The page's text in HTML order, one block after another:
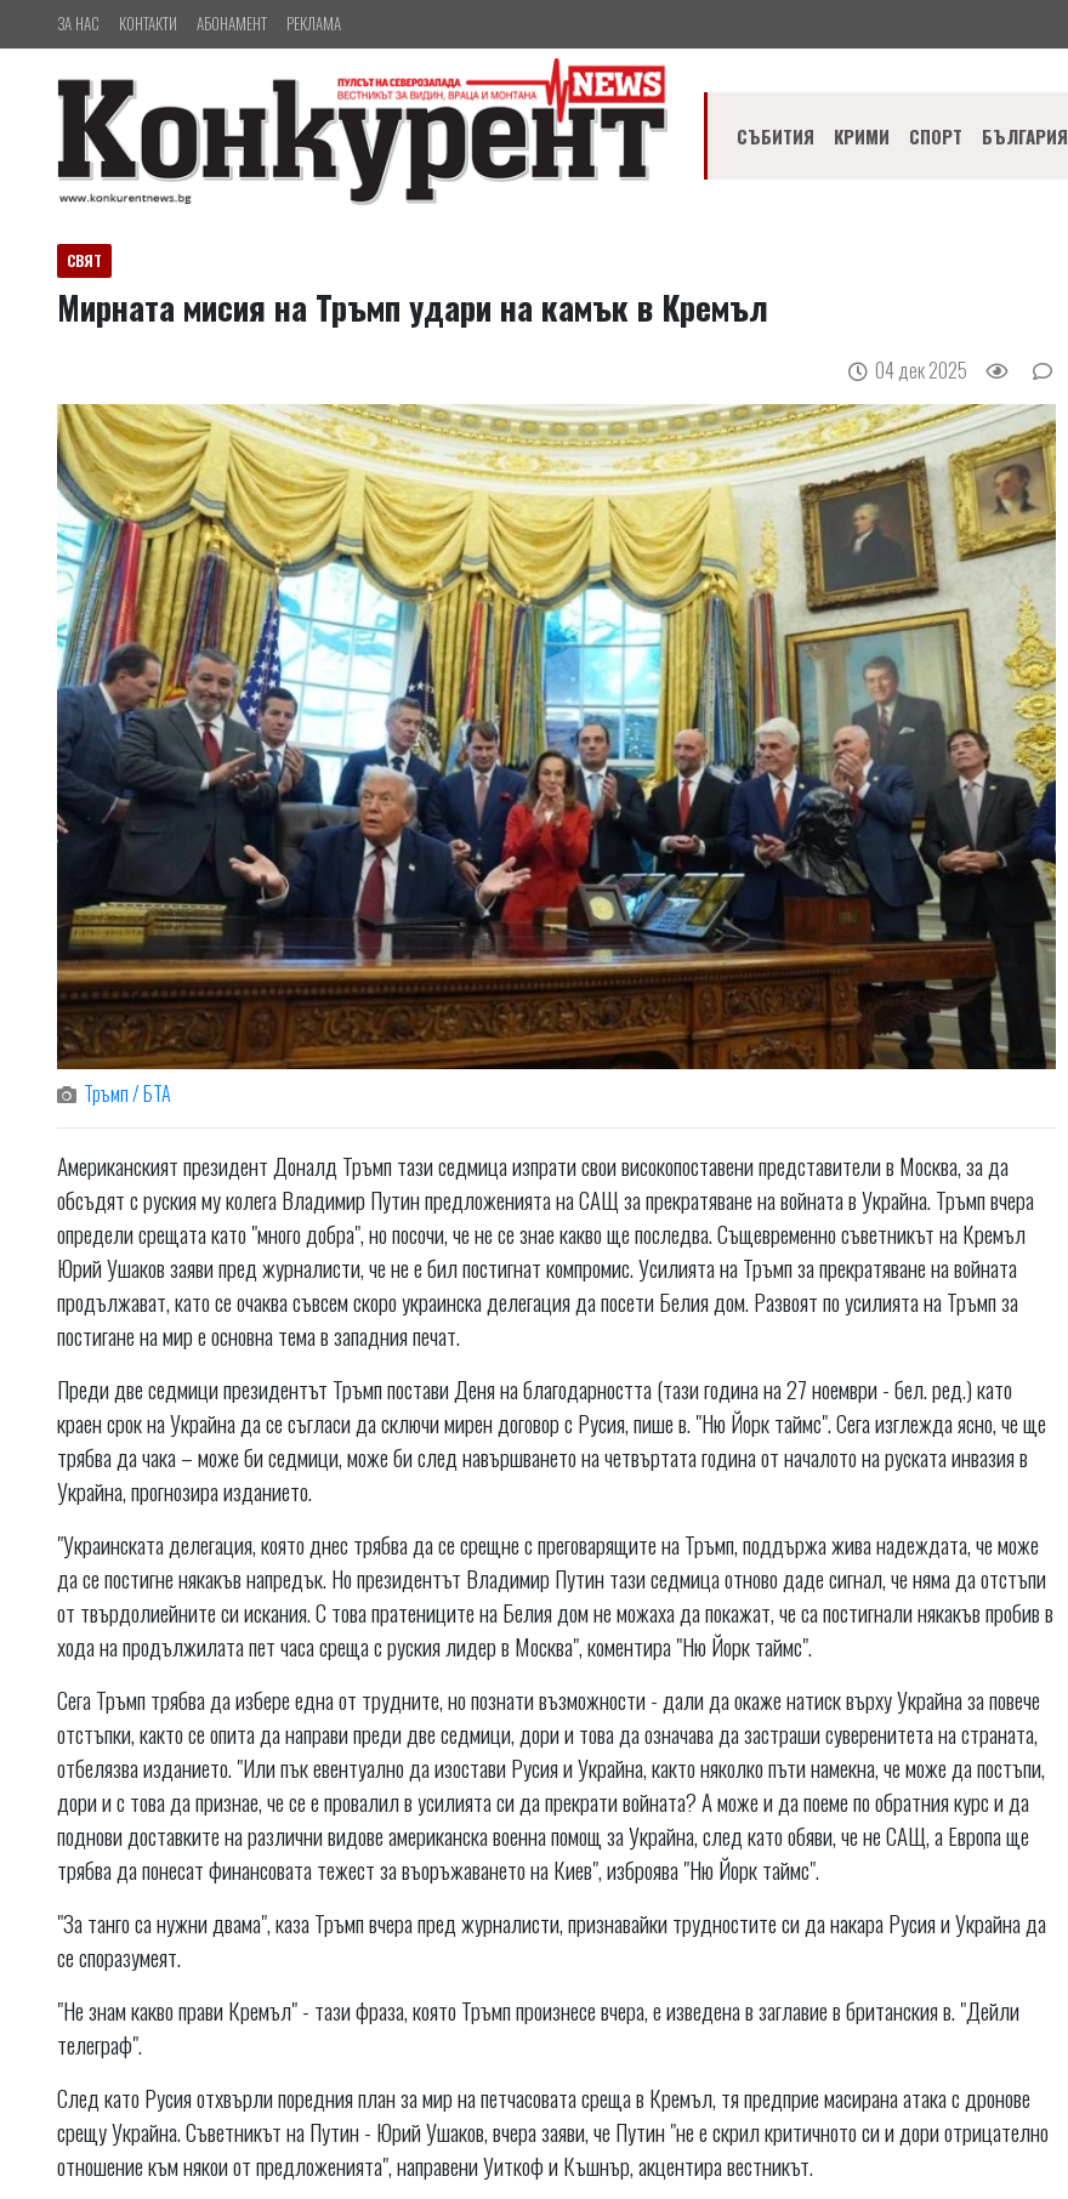
ЗА НАС КОНТАКТИ АБОНАМЕНТ РЕКЛАМА
СЪБИТИЯ КРИМИ СПОРТ БЪЛГАРИЯ
СВЯТ
Мирната мисия на Тръмп удари на камък в Кремъл
04 дек 2025
Тръмп / БТА
Американският президент Доналд Тръмп тази седмица изпрати свои високопоставени представители в Москва, за да
обсъдят с руския му колега Владимир Путин предложенията на САЩ за прекратяване на войната в Украйна. Тръмп вчера
определи срещата като "много добра", но посочи, че не се знае какво ще последва. Същевременно съветникът на Кремъл
Юрий Ушаков заяви пред журналисти, че не е бил постигнат компромис. Усилията на Тръмп за прекратяване на войната
продължават, като се очаква съвсем скоро украинска делегация да посети Белия дом. Развоят по усилията на Тръмп за
постигане на мир е основна тема в западния печат.
Преди две седмици президентът Тръмп постави Деня на благодарността (тази година на 27 ноември - бел. ред.) като
краен срок на Украйна да се съгласи да сключи мирен договор с Русия, пише в. "Ню Йорк таймс". Сега изглежда ясно, че ще
трябва да чака – може би седмици, може би след навършването на четвъртата година от началото на руската инвазия в
Украйна, прогнозира изданието.
"Украинската делегация, която днес трябва да се срещне с преговарящите на Тръмп, поддържа жива надеждата, че може
да се постигне някакъв напредък. Но президентът Владимир Путин тази седмица отново даде сигнал, че няма да отстъпи
от твърдолиейните си искания. С това пратениците на Белия дом не можаха да покажат, че са постигнали някакъв пробив в
хода на продължилата пет часа среща с руския лидер в Москва", коментира "Ню Йорк таймс".
Сега Тръмп трябва да избере една от трудните, но познати възможности - дали да окаже натиск върху Украйна за повече
отстъпки, както се опита да направи преди две седмици, дори и това да означава да застраши суверенитета на страната,
отбелязва изданието. "Или пък евентуално да изостави Русия и Украйна, както няколко пъти намекна, че може да постъпи,
дори и с това да признае, че се е провалил в усилията си да прекрати войната? А може и да поеме по обратния курс и да
поднови доставките на различни видове американска военна помощ за Украйна, след като обяви, че не САЩ, а Европа ще
трябва да понесат финансовата тежест за въоръжаването на Киев", изброява "Ню Йорк таймс".
"За танго са нужни двама", каза Тръмп вчера пред журналисти, признавайки трудностите си да накара Русия и Украйна да
се споразумеят.
"Не знам какво прави Кремъл" - тази фраза, която Тръмп произнесе вчера, е изведена в заглавие в британския в. "Дейли
телеграф".
След като Русия отхвърли поредния план за мир на петчасовата среща в Кремъл, тя предприе масирана атака с дронове
срещу Украйна. Съветникът на Путин - Юрий Ушаков, вчера заяви, че Путин "не е скрил критичното си и дори отрицателно
отношение към някои от предложенията", направени Уиткоф и Къшнър, акцентира вестникът.